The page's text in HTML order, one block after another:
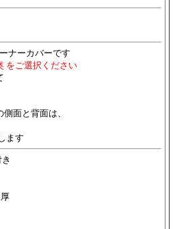
ナーカバーです
をご選択ください
面と背面は、
ます